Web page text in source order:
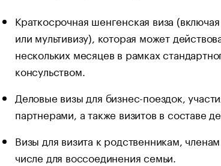
Краткосрочная шенгенская виза
или мультивизу), которая может
нескольких месяцев в рамках
консульством.
Деловые визы для бизнес-поездок,
партнерами, а также визитов в составе
Визы для визита к родственникам,
числе для воссоединения семьи.